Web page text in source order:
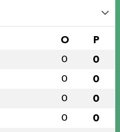
O P
0 0
0 0
0 0
0 0